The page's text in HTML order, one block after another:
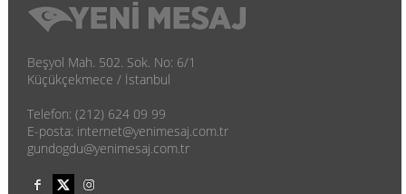
Beşyol Mah. 502. Sok. No: 6/1
Küçükçekmece / İstanbul
Telefon: (212) 624 09 99
E-posta: internet@yenimesaj.com.tr
gundogdu@yenimesaj.com.tr